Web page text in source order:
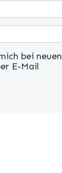
bei neuen
E-Mail